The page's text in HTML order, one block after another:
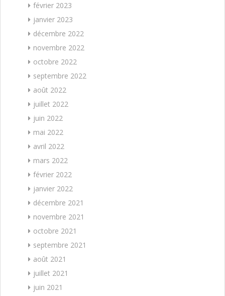
février 2023
janvier 2023
décembre 2022
novembre 2022
octobre 2022
septembre 2022
août 2022
juillet 2022
juin 2022
mai 2022
avril 2022
mars 2022
février 2022
janvier 2022
décembre 2021
novembre 2021
octobre 2021
septembre 2021
août 2021
juillet 2021
juin 2021